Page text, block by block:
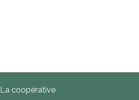
La coopérative